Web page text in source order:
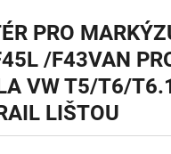
PRO
/F43VAN
VW T5/T6/
LIŠTOU